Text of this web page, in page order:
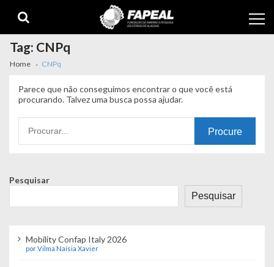
navigation
content
Tag: CNPq
Home CNPq
Parece que não conseguimos encontrar o que você está
procurando. Talvez uma busca possa ajudar.
por:
Pesquisar
Pesquisar
Mobility Confap Italy 2026
por Vilma Naísia Xavier